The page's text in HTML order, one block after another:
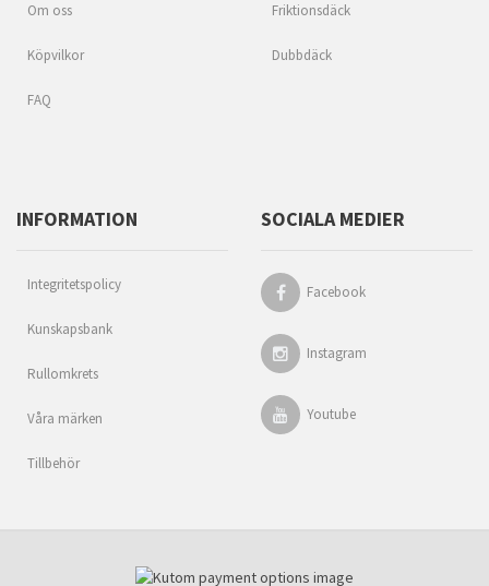
Om oss
Köpvilkor
FAQ
Friktionsdäck
Dubbdäck
INFORMATION
Integritetspolicy
Kunskapsbank
Rullomkrets
Våra märken
Tillbehör
SOCIALA MEDIER
Facebook
Instagram
Youtube